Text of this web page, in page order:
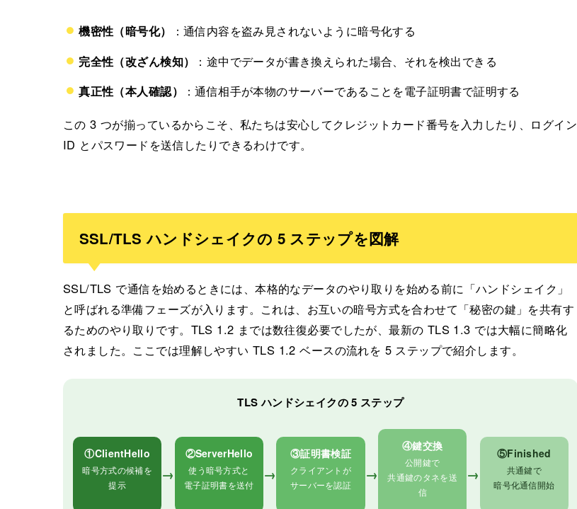
機密性（暗号化）
：通信内容を盗み見されないように暗号化する
完全性（改ざん検知）
：途中でデータが書き換えられた場合、それを検出できる
真正性（本人確認）
：通信相手が本物のサーバーであることを電子証明書で証明する
この 3 つが揃っているからこそ、私たちは安心してクレジットカード番号を入力したり、ログイン
ID とパスワードを送信したりできるわけです。
SSL/TLS ハンドシェイクの 5 ステップを図解
SSL/TLS で通信を始めるときには、本格的なデータのやり取りを始める前に「ハンドシェイク」
と呼ばれる準備フェーズが入ります。これは、お互いの暗号方式を合わせて「秘密の鍵」を共有す
るためのやり取りです。TLS 1.2 までは数往復必要でしたが、最新の TLS 1.3 では大幅に簡略化
されました。ここでは理解しやすい TLS 1.2 ベースの流れを 5 ステップで紹介します。
TLS ハンドシェイクの 5 ステップ
①ClientHello
暗号方式の候補を
提示
→
②ServerHello
使う暗号方式と
電子証明書を送付
→
③証明書検証
クライアントが
サーバーを認証
→
④鍵交換
公開鍵で
共通鍵のタネを送
信
→
⑤Finished
共通鍵で
暗号化通信開始